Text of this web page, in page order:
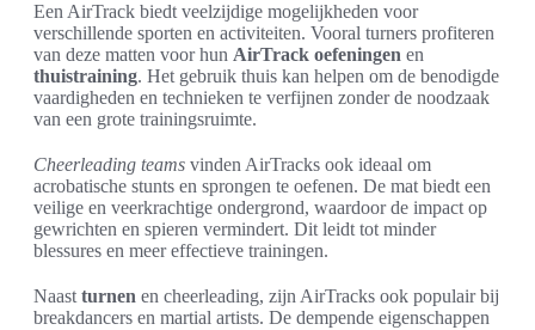
Een AirTrack biedt veelzijdige mogelijkheden voor
verschillende sporten en activiteiten. Vooral turners profiteren
van deze matten voor hun AirTrack oefeningen en
thuistraining. Het gebruik thuis kan helpen om de benodigde
vaardigheden en technieken te verfijnen zonder de noodzaak
van een grote trainingsruimte.
Cheerleading teams vinden AirTracks ook ideaal om
acrobatische stunts en sprongen te oefenen. De mat biedt een
veilige en veerkrachtige ondergrond, waardoor de impact op
gewrichten en spieren vermindert. Dit leidt tot minder
blessures en meer effectieve trainingen.
Naast turnen en cheerleading, zijn AirTracks ook populair bij
breakdancers en martial artists. De dempende eigenschappen